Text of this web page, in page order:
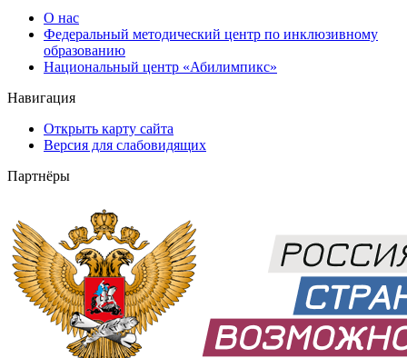
О нас
Федеральный методический центр по инклюзивному
образованию
Национальный центр «Абилимпикс»
Навигация
Открыть карту сайта
Версия для слабовидящих
Партнёры